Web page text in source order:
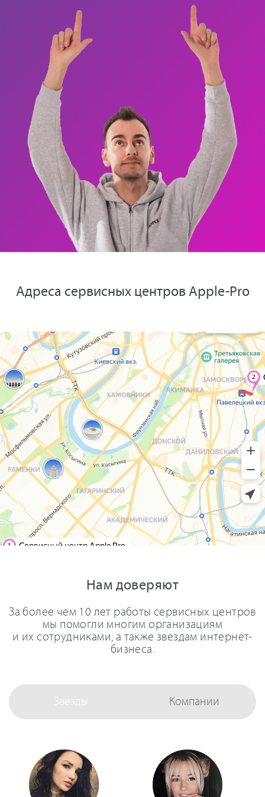
Адреса сервисных центров Apple-Pro
Нам доверяют
За более чем 10 лет работы сервисных центров
мы помогли многим организациям
и их сотрудниками, а также звездам интернет-
бизнеса.
Звезды Компании